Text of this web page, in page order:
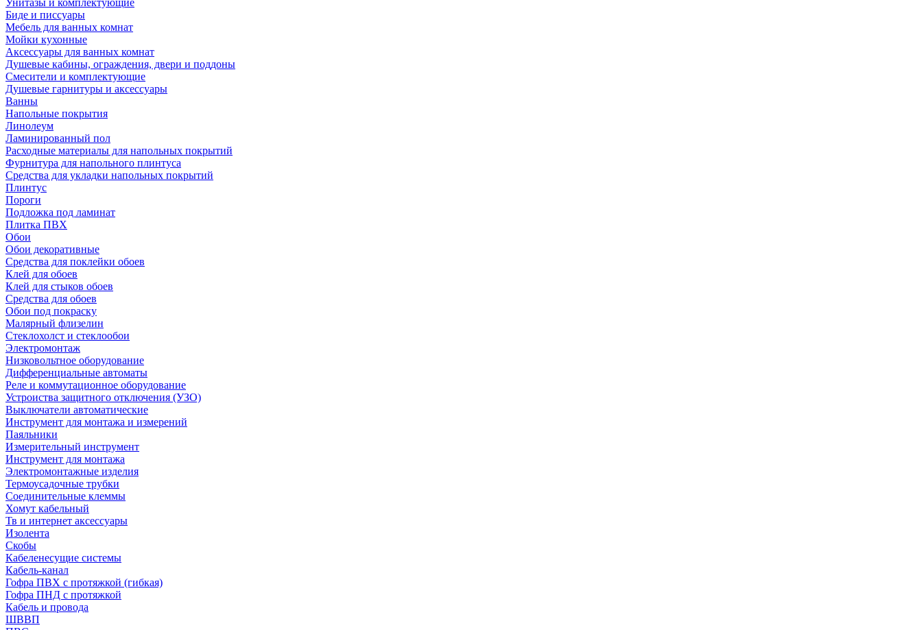
Унитазы и комплектующие
Биде и писсуары
Мебель для ванных комнат
Мойки кухонные
Аксессуары для ванных комнат
Душевые кабины, ограждения, двери и поддоны
Смесители и комплектующие
Душевые гарнитуры и аксессуары
Ванны
Напольные покрытия
Линолеум
Ламинированный пол
Расходные материалы для напольных покрытий
Фурнитура для напольного плинтуса
Средства для укладки напольных покрытий
Плинтус
Пороги
Подложка под ламинат
Плитка ПВХ
Обои
Обои декоративные
Средства для поклейки обоев
Клей для обоев
Клей для стыков обоев
Средства для обоев
Обои под покраску
Малярный флизелин
Стеклохолст и стеклообои
Электромонтаж
Низковольтное оборудование
Дифференциальные автоматы
Реле и коммутационное оборудование
Устроиства защитного отключения (УЗО)
Выключатели автоматические
Инструмент для монтажа и измерений
Паяльники
Измерительный инструмент
Инструмент для монтажа
Электромонтажные изделия
Термоусадочные трубки
Соединительные клеммы
Хомут кабельный
Тв и интернет аксессуары
Изолента
Скобы
Кабеленесущие системы
Кабель-канал
Гофра ПВХ с протяжкой (гибкая)
Гофра ПНД с протяжкой
Кабель и провода
ШВВП